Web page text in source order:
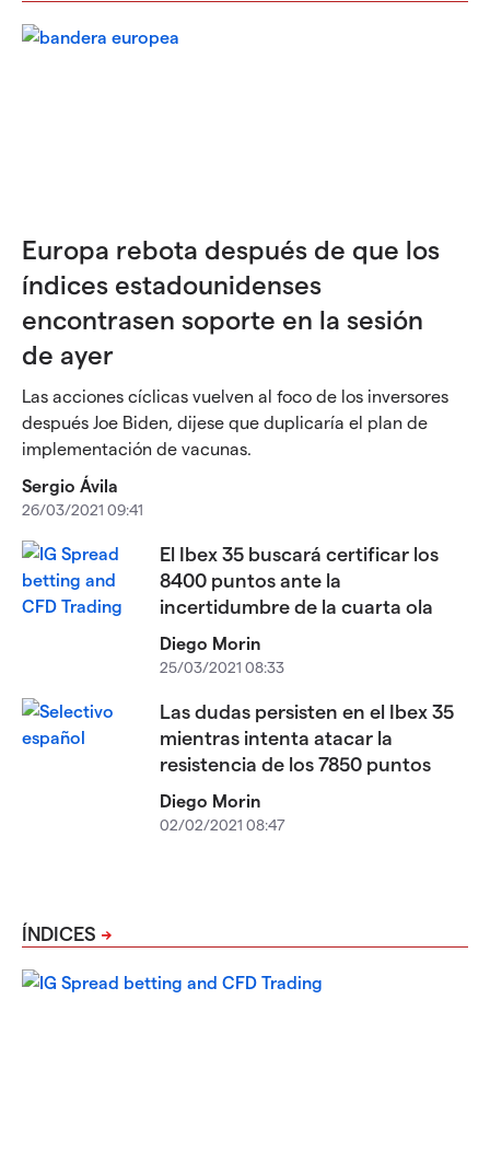
Europa rebota después de que los
índices estadounidenses
encontrasen soporte en la sesión
de ayer
Las acciones cíclicas vuelven al foco de los inversores
después Joe Biden, dijese que duplicaría el plan de
implementación de vacunas.
Sergio Ávila
26/03/2021 09:41
El Ibex 35 buscará certificar los
8400 puntos ante la
incertidumbre de la cuarta ola
Diego Morin
25/03/2021 08:33
Las dudas persisten en el Ibex 35
mientras intenta atacar la
resistencia de los 7850 puntos
Diego Morin
02/02/2021 08:47
ÍNDICES